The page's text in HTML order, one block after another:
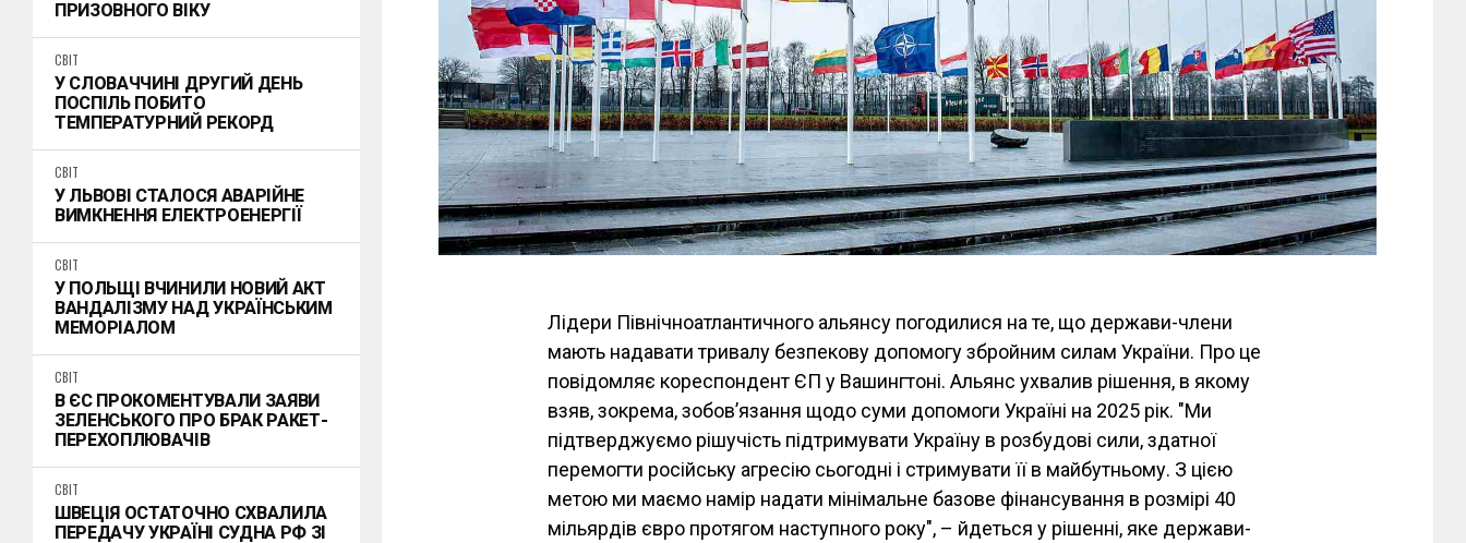
ПРИЗОВНОГО ВІКУ
СВІТ
У СЛОВАЧЧИНІ ДРУГИЙ ДЕНЬ
ПОСПІЛЬ ПОБИТО
ТЕМПЕРАТУРНИЙ РЕКОРД
СВІТ
У ЛЬВОВІ СТАЛОСЯ АВАРІЙНЕ
ВИМКНЕННЯ ЕЛЕКТРОЕНЕРГІЇ
СВІТ
У ПОЛЬЩІ ВЧИНИЛИ НОВИЙ АКТ
ВАНДАЛІЗМУ НАД УКРАЇНСЬКИМ
МЕМОРІАЛОМ
СВІТ
В ЄС ПРОКОМЕНТУВАЛИ ЗАЯВИ
ЗЕЛЕНСЬКОГО ПРО БРАК РАКЕТ-
ПЕРЕХОПЛЮВАЧІВ
СВІТ
ШВЕЦІЯ ОСТАТОЧНО СХВАЛИЛА
ПЕРЕДАЧУ УКРАЇНІ СУДНА РФ ЗІ
Лідери Північноатлантичного альянсу погодилися на те, що держави-члени
мають надавати тривалу безпекову допомогу збройним силам України. Про це
повідомляє кореспондент ЄП у Вашингтоні. Альянс ухвалив рішення, в якому
взяв, зокрема, зобов’язання щодо суми допомоги Україні на 2025 рік. "Ми
підтверджуємо рішучість підтримувати Україну в розбудові сили, здатної
перемогти російську агресію сьогодні і стримувати її в майбутньому. З цією
метою ми маємо намір надати мінімальне базове фінансування в розмірі 40
мільярдів євро протягом наступного року", – йдеться у рішенні, яке держави-